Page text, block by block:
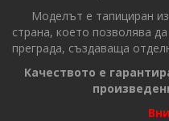
Моделът е тапициран
страна, което позволява
преграда, създаваща
Качеството е